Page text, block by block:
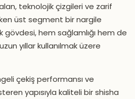
teknolojik çizgileri ve zarif
üst segment bir nargile
gövdesi, hem sağlamlığı hem de
yıllar kullanılmak üzere
çekiş performansı ve
yapısıyla kaliteli bir shisha